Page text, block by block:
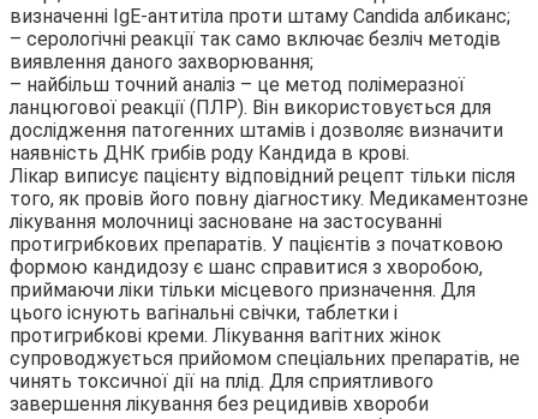
визначенні IgE-антитіла проти штаму Candida албиканс;
– серологічні реакції так само включає безліч методів
виявлення даного захворювання;
– найбільш точний аналіз – це метод полімеразної
ланцюгової реакції (ПЛР). Він використовується для
дослідження патогенних штамів і дозволяє визначити
наявність ДНК грибів роду Кандида в крові.
Лікар виписує пацієнту відповідний рецепт тільки після
того, як провів його повну діагностику. Медикаментозне
лікування молочниці засноване на застосуванні
протигрибкових препаратів. У пацієнтів з початковою
формою кандидозу є шанс справитися з хворобою,
приймаючи ліки тільки місцевого призначення. Для
цього існують вагінальні свічки, таблетки і
протигрибкові креми. Лікування вагітних жінок
супроводжується прийомом спеціальних препаратів, не
чинять токсичної дії на плід. Для сприятливого
завершення лікування без рецидивів хвороби